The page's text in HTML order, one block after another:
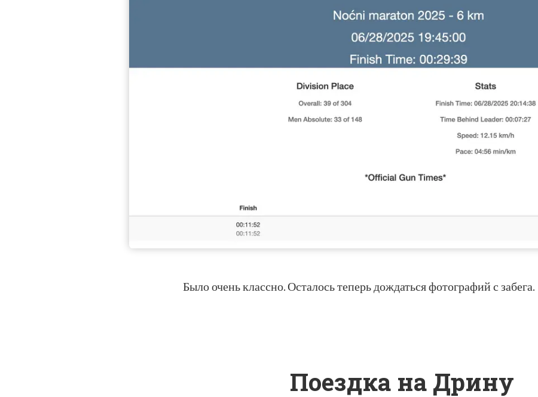
Было очень классно. Осталось теперь дождаться фотографий с забега.
Поездка на Дрину